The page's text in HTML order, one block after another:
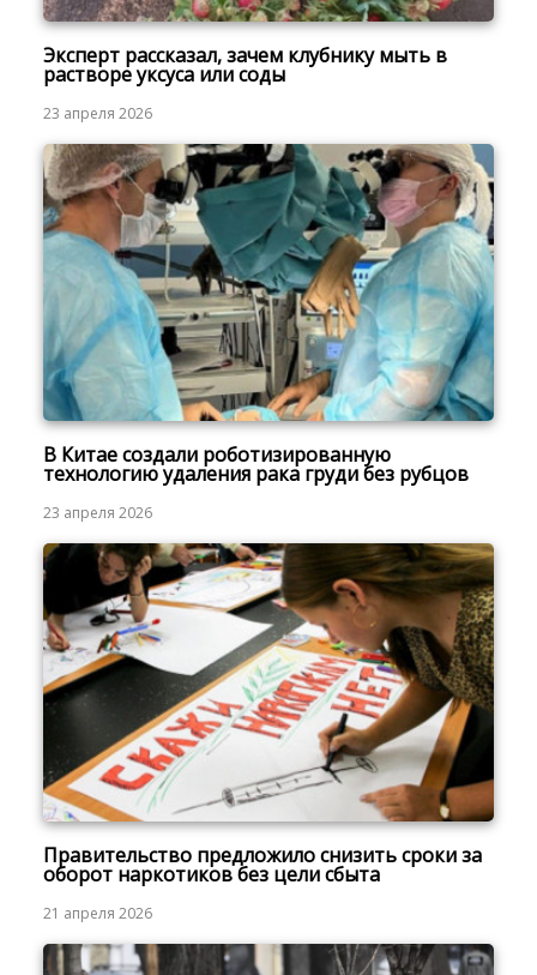
Эксперт рассказал, зачем клубнику мыть в
растворе уксуса или соды
23 апреля 2026
В Китае создали роботизированную
технологию удаления рака груди без рубцов
23 апреля 2026
Правительство предложило снизить сроки за
оборот наркотиков без цели сбыта
21 апреля 2026